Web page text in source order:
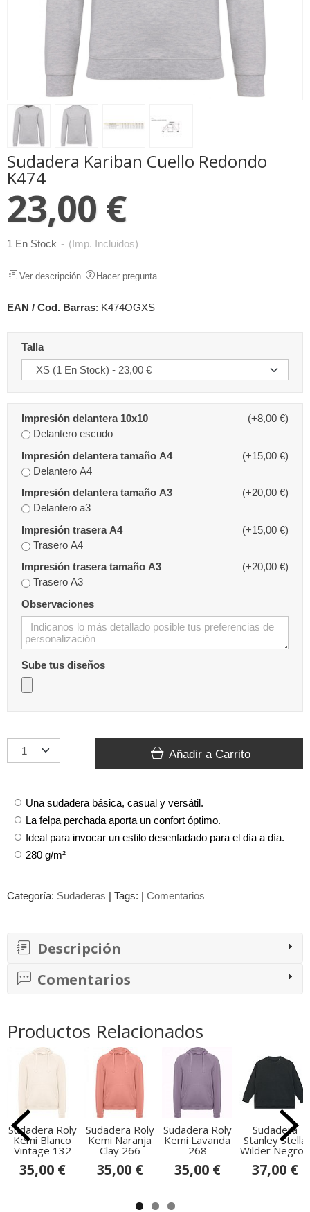
Sudadera Kariban Cuello Redondo
K474
23,00 €
1 En Stock - (Imp. Incluidos)
Ver descripción Hacer pregunta
EAN / Cod. Barras: K474OGXS
Talla
Impresión delantera 10x10
(+8,00 €)
Delantero escudo
Impresión delantera tamaño A4
(+15,00 €)
Delantero A4
Impresión delantera tamaño A3
(+20,00 €)
Delantero a3
Impresión trasera A4
(+15,00 €)
Trasero A4
Impresión trasera tamaño A3
(+20,00 €)
Trasero A3
Observaciones
Sube tus diseños
Añadir a Carrito
Una sudadera básica, casual y versátil.
La felpa perchada aporta un confort óptimo.
Ideal para invocar un estilo desenfadado para el día a día.
280 g/m²
Categoría: Sudaderas | Tags: | Comentarios
Descripción
Comentarios
Productos Relacionados
Sudadera Roly
Kemi Blanco
Vintage 132
35,00 €
Sudadera Roly
Kemi Naranja
Clay 266
35,00 €
Sudadera Roly
Kemi Lavanda
268
35,00 €
Sudadera
Stanley Stella
Wilder Negro...
37,00 €